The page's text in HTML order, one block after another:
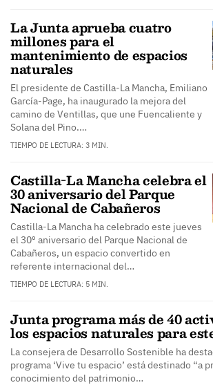
La Junta aprueba cuatro
millones para el
mantenimiento de espacios
naturales
El presidente de Castilla-La Mancha, Emiliano
García-Page, ha inaugurado la mejora del
camino de Ventillas, que une Fuencaliente y
Solana del Pino.…
TIEMPO DE LECTURA: 3 MIN.
Castilla-La Mancha celebra el
30 aniversario del Parque
Nacional de Cabañeros
Castilla-La Mancha ha celebrado este jueves
el 30º aniversario del Parque Nacional de
Cabañeros, un espacio convertido en
referente internacional del…
TIEMPO DE LECTURA: 5 MIN.
Junta programa más de 40
los espacios naturales para
La consejera de Desarrollo Sostenible ha
programa ‘Vive tu espacio’ está destinado “a
conocimiento del patrimonio…